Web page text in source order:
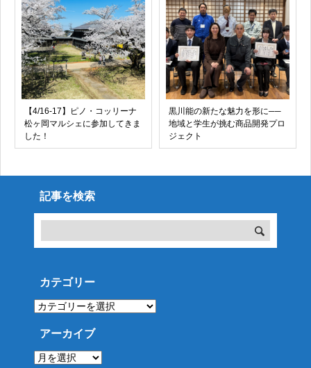
【4/16-17】ピノ・コッリーナ
松ヶ岡マルシェに参加してきま
した！
黒川能の新たな魅力を形に──
地域と学生が挑む商品開発プロ
ジェクト
記事を検索
カテゴリー
カ
テ
リ
ー
アーカイブ
ア
ー